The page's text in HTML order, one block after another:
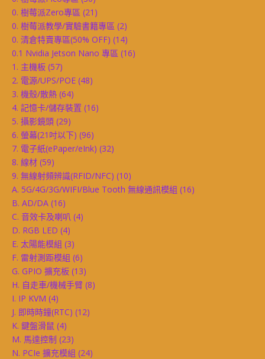
0. 樹莓派Zero專區 (21)
0. 樹莓派教學/實驗書籍專區 (2)
0. 清倉特賣專區(50% OFF) (14)
0.1 Nvidia Jetson Nano 專區 (16)
1. 主機板 (57)
2. 電源/UPS/POE (48)
3. 機殼/散熱 (64)
4. 記憶卡/儲存裝置 (16)
5. 攝影鏡頭 (29)
6. 螢幕(21吋以下) (96)
7. 電子紙(ePaper/eInk) (32)
8. 線材 (59)
9. 無線射頻辨識(RFID/NFC) (10)
A. 5G/4G/3G/WIFI/Blue Tooth 無線通訊模組 (16)
B. AD/DA (16)
C. 音效卡及喇叭 (4)
D. RGB LED (4)
E. 太陽能模組 (3)
F. 雷射測距模組 (6)
G. GPIO 擴充板 (13)
H. 自走車/機械手臂 (8)
I. IP KVM (4)
J. 即時時鐘(RTC) (12)
K. 鍵盤滑鼠 (4)
M. 馬達控制 (23)
N. PCIe 擴充模組 (24)